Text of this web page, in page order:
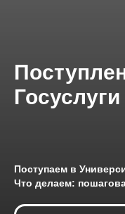
Госуслуги
Поступаем в
Что делаем: